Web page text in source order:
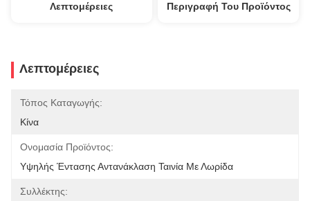
Λεπτομέρειες Περιγραφή Του Προϊόντος
Λεπτομέρειες
Τόπος Καταγωγής:
Κίνα
Ονομασία Προϊόντος:
Υψηλής Έντασης Αντανάκλαση Ταινία Με Λωρίδα
Συλλέκτης: